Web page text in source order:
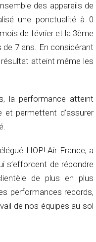
des appareils de
une ponctualité à 0
de février et la 3ème
7 ans. En considérant
atteint même les
la performance atteint
et permettent d’assurer
HOP! Air France, a
s’efforcent de répondre
de plus en plus
performances records,
de nos équipes au sol